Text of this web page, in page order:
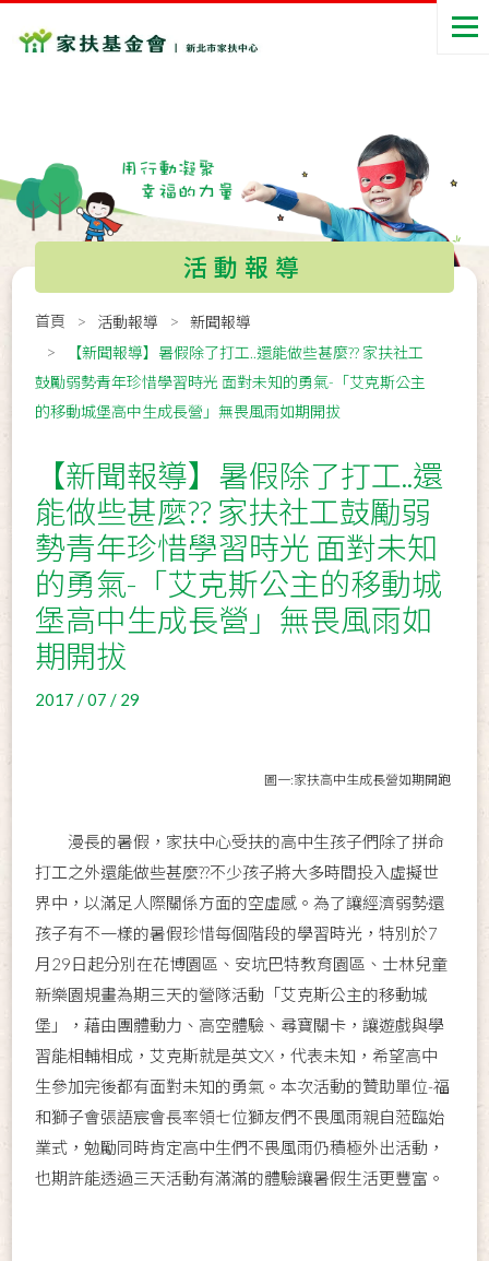
活動報導
首頁 活動報導
新聞報導
【新聞報導】暑假除了打工..還能做些甚麼?? 家扶社工
鼓勵弱勢青年珍惜學習時光 面對未知的勇氣-「艾克斯公主
的移動城堡高中生成長營」無畏風雨如期開拔
【新聞報導】暑假除了打工..還
能做些甚麼?? 家扶社工鼓勵弱
勢青年珍惜學習時光 面對未知
的勇氣-「艾克斯公主的移動城
堡高中生成長營」無畏風雨如
期開拔
2017 / 07 / 29
圖一:家扶高中生成長營如期開跑
漫長的暑假，家扶中心受扶的高中生孩子們除了拼命
打工之外還能做些甚麼??不少孩子將大多時間投入虛擬世
界中，以滿足人際關係方面的空虛感。為了讓經濟弱勢還
孩子有不一樣的暑假珍惜每個階段的學習時光，特別於7
月29日起分別在花博園區、安坑巴特教育園區、士林兒童
新樂園規畫為期三天的營隊活動「艾克斯公主的移動城
堡」，藉由團體動力、高空體驗、尋寶關卡，讓遊戲與學
習能相輔相成，艾克斯就是英文X，代表未知，希望高中
生參加完後都有面對未知的勇氣。本次活動的贊助單位-福
和獅子會張語宸會長率領七位獅友們不畏風雨親自蒞臨始
業式，勉勵同時肯定高中生們不畏風雨仍積極外出活動，
也期許能透過三天活動有滿滿的體驗讓暑假生活更豐富。